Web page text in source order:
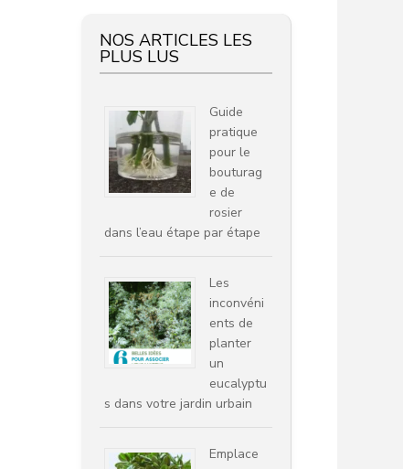
NOS ARTICLES LES
PLUS LUS
Guide
pratique
pour le
bouturag
e de
rosier
dans l’eau étape par étape
Les
inconvéni
ents de
planter
un
eucalyptu
s dans votre jardin urbain
Emplace